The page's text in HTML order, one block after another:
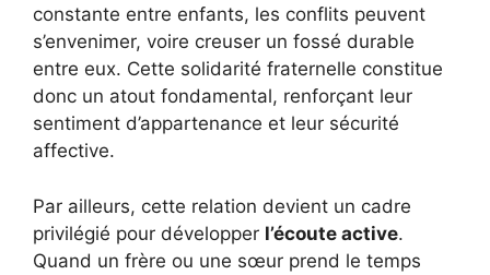
constante entre enfants, les conflits peuvent
s’envenimer, voire creuser un fossé durable
entre eux. Cette solidarité fraternelle constitue
donc un atout fondamental, renforçant leur
sentiment d’appartenance et leur sécurité
affective.
Par ailleurs, cette relation devient un cadre
privilégié pour développer l’écoute active.
Quand un frère ou une sœur prend le temps